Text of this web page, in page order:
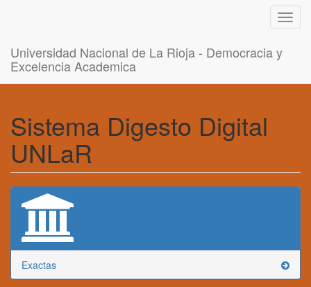
Universidad Nacional de La Rioja - Democracia y
Excelencia Academica
Sistema Digesto Digital
UNLaR
Exactas